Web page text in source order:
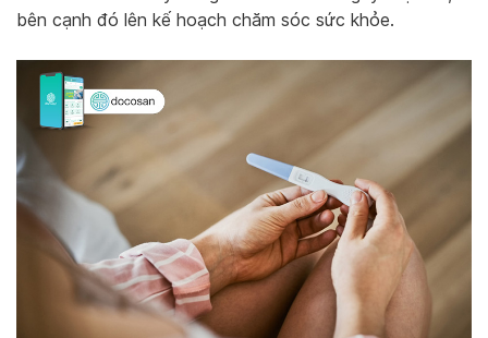
bên cạnh đó lên kế hoạch chăm sóc sức khỏe.